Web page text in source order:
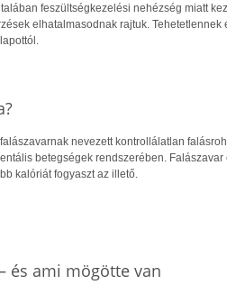
feszültségkezelési nehézség miatt
elhatalmasodnak rajtuk.
nevezett kontrollálatlan
betegségek rendszerében.
kalóriát fogyaszt az illető.
és ami mögötte van